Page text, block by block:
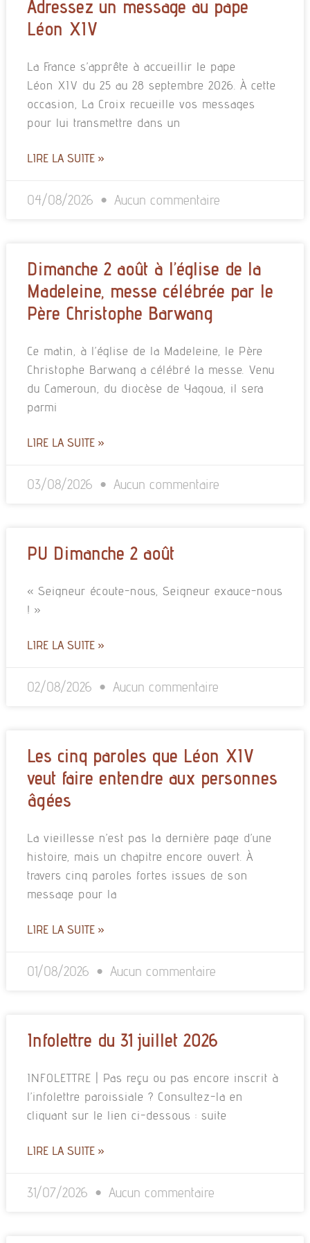
Adressez un message au pape
Léon XIV
La France s’apprête à accueillir le pape
Léon XIV du 25 au 28 septembre 2026. À cette
occasion, La Croix recueille vos messages
pour lui transmettre dans un
LIRE LA SUITE »
04/08/2026 Aucun commentaire
Dimanche 2 août à l’église de la
Madeleine, messe célébrée par le
Père Christophe Barwang
Ce matin, à l’église de la Madeleine, le Père
Christophe Barwang a célébré la messe. Venu
du Cameroun, du diocèse de Yagoua, il sera
parmi
LIRE LA SUITE »
03/08/2026 Aucun commentaire
PU Dimanche 2 août
« Seigneur écoute-nous, Seigneur exauce-nous
! »
LIRE LA SUITE »
02/08/2026 Aucun commentaire
Les cinq paroles que Léon XIV
veut faire entendre aux personnes
âgées
La vieillesse n’est pas la dernière page d’une
histoire, mais un chapitre encore ouvert. À
travers cinq paroles fortes issues de son
message pour la
LIRE LA SUITE »
01/08/2026 Aucun commentaire
Infolettre du 31 juillet 2026
INFOLETTRE | Pas reçu ou pas encore inscrit à
l’infolettre paroissiale ? Consultez-la en
cliquant sur le lien ci-dessous : suite
LIRE LA SUITE »
31/07/2026 Aucun commentaire